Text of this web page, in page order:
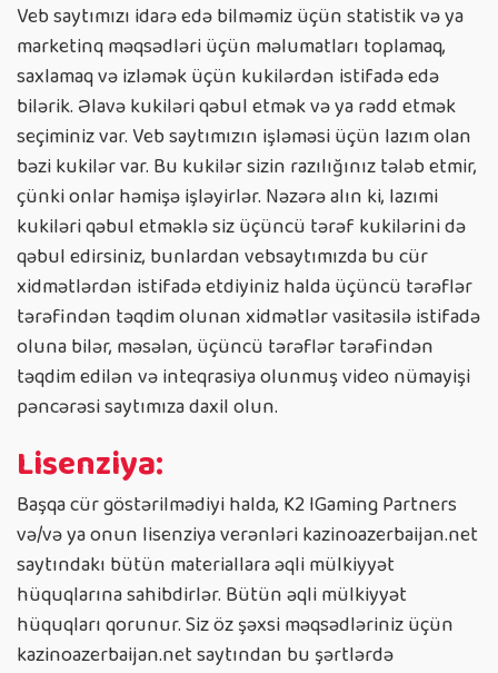
Veb saytımızı idarə edə bilməmiz üçün statistik və ya
marketinq məqsədləri üçün məlumatları toplamaq,
saxlamaq və izləmək üçün kukilərdən istifadə edə
bilərik. Əlavə kukiləri qəbul etmək və ya rədd etmək
seçiminiz var. Veb saytımızın işləməsi üçün lazım olan
bəzi kukilər var. Bu kukilər sizin razılığınız tələb etmir,
çünki onlar həmişə işləyirlər. Nəzərə alın ki, lazımi
kukiləri qəbul etməklə siz üçüncü tərəf kukilərini də
qəbul edirsiniz, bunlardan vebsaytımızda bu cür
xidmətlərdən istifadə etdiyiniz halda üçüncü tərəflər
tərəfindən təqdim olunan xidmətlər vasitəsilə istifadə
oluna bilər, məsələn, üçüncü tərəflər tərəfindən
təqdim edilən və inteqrasiya olunmuş video nümayişi
pəncərəsi saytımıza daxil olun.
Lisenziya:
Başqa cür göstərilmədiyi halda, K2 IGaming Partners
və/və ya onun lisenziya verənləri kazinoazerbaijan.net
saytındakı bütün materiallara əqli mülkiyyət
hüquqlarına sahibdirlər. Bütün əqli mülkiyyət
hüquqları qorunur. Siz öz şəxsi məqsədləriniz üçün
kazinoazerbaijan.net saytından bu şərtlərdə